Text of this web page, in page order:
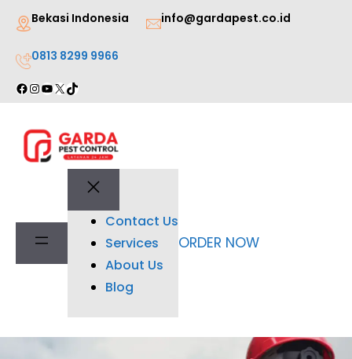
Lewati
konten
Bekasi Indonesia info@gardapest.co.id
0813 8299 9966
Facebook
Instagram
YouTube
X TikTok
Contact Us
Services
About Us
Blog
ORDER NOW